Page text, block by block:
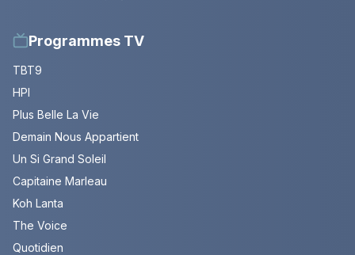
Programmes TV
TBT9
HPI
Plus Belle La Vie
Demain Nous Appartient
Un Si Grand Soleil
Capitaine Marleau
Koh Lanta
The Voice
Quotidien